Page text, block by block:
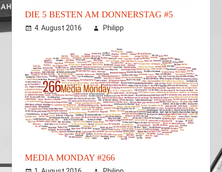
DIE 5 BESTEN AM DONNERSTAG #5
4. August 2016 Philipp
MEDIA MONDAY #266